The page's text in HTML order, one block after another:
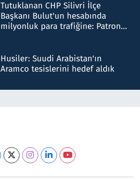
Tutuklanan CHP Silivri İlçe
Başkanı Bulut'un hesabında
milyonluk para trafiğine: Patron
Husiler: Suudi Arabistan'ın
Aramco tesislerini hedef aldık